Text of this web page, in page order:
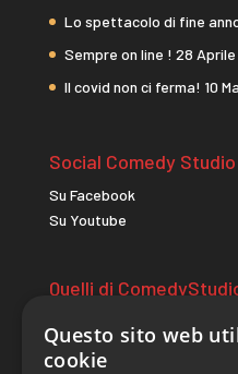
Lo spettacolo di fine
Sempre on line ! 28 Aprile
Il covid non ci ferma! 10
Social Comedy Studio
Su Facebook
Su Youtube
Quelli di
wildcomedycamp.it
Questo sito web
cookie